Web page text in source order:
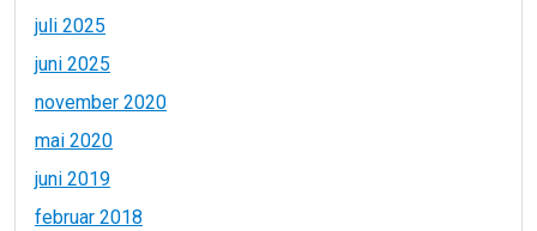
juli 2025
juni 2025
november 2020
mai 2020
juni 2019
februar 2018